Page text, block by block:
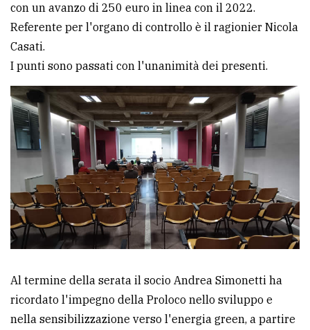
con un avanzo di 250 euro in linea con il 2022.
Referente per l'organo di controllo è il ragionier Nicola
Casati.
I punti sono passati con l'unanimità dei presenti.
Al termine della serata il socio Andrea Simonetti ha
ricordato l'impegno della Proloco nello sviluppo e
nella sensibilizzazione verso l'energia green, a partire